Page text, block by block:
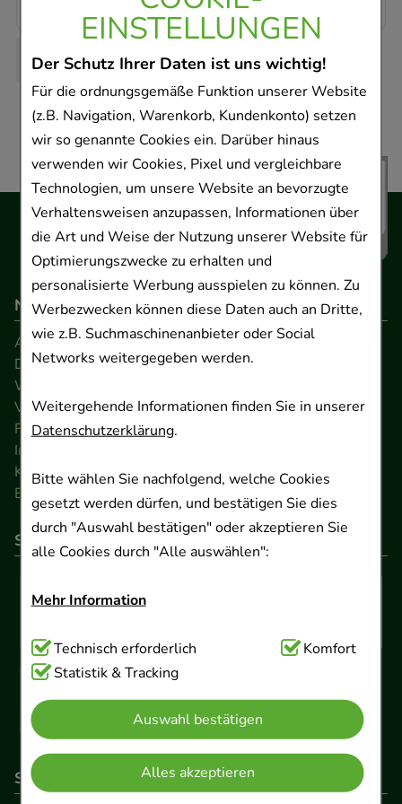
EINSTELLUNGEN
Der Schutz Ihrer Daten ist uns wichtig!
Für die ordnungsgemäße Funktion unserer Website
(z.B. Navigation, Warenkorb, Kundenkonto) setzen
wir so genannte Cookies ein. Darüber hinaus
verwenden wir Cookies, Pixel und vergleichbare
Technologien, um unsere Website an bevorzugte
Verhaltensweisen anzupassen, Informationen über
die Art und Weise der Nutzung unserer Website für
Optimierungszwecke zu erhalten und
personalisierte Werbung ausspielen zu können. Zu
Werbezwecken können diese Daten auch an Dritte,
wie z.B. Suchmaschinenanbieter oder Social
Networks weitergegeben werden.
Weitergehende Informationen finden Sie in unserer
Datenschutzerklärung.
Bitte wählen Sie nachfolgend, welche Cookies
gesetzt werden dürfen, und bestätigen Sie dies
durch "Auswahl bestätigen" oder akzeptieren Sie
alle Cookies durch "Alle auswählen":
Mehr Information
Technisch Notwendig:Hierbei handelt es sich um
Cookies, die für die Grundfunktionen unserer
Website notwendig sind (z.B. Navigation,
Warenkorb, Kundenkonto), weshalb auf diese nicht
verzichtet werden kann.
Komfort:Diese Cookies werden genutzt um das
Technisch erforderlich
Komfort
Statistik & Tracking
Auswahl bestätigen
Alles akzeptieren
Navigation
AGB
Datenschutz
Widerrufsrecht
Versandkosten
FAQ
Impressum
Kontakt
Barrierefreiheitserklärung
So können Sie bezahlen
So erreichen Sie uns